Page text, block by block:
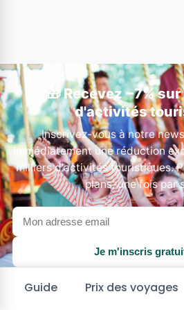
Guide Prix des voyages
🎁 Recevez −7%
d'activités
Inscrivez-vous à notre
immédiatement une réduction
milliers d'activités touristiques.
plans, une fois par
Votre
adresse
email
Je m'inscris
En vous inscrivant, vous acceptez de
en un clic à tout